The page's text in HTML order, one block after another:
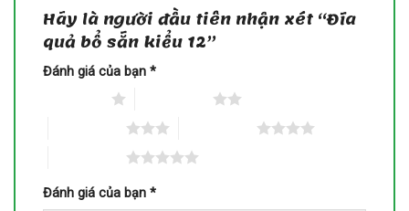
Hãy là người đầu tiên nhận xét “Đĩa
quả bổ sẵn kiểu 12”
Đánh giá của bạn *
Đánh giá của bạn *